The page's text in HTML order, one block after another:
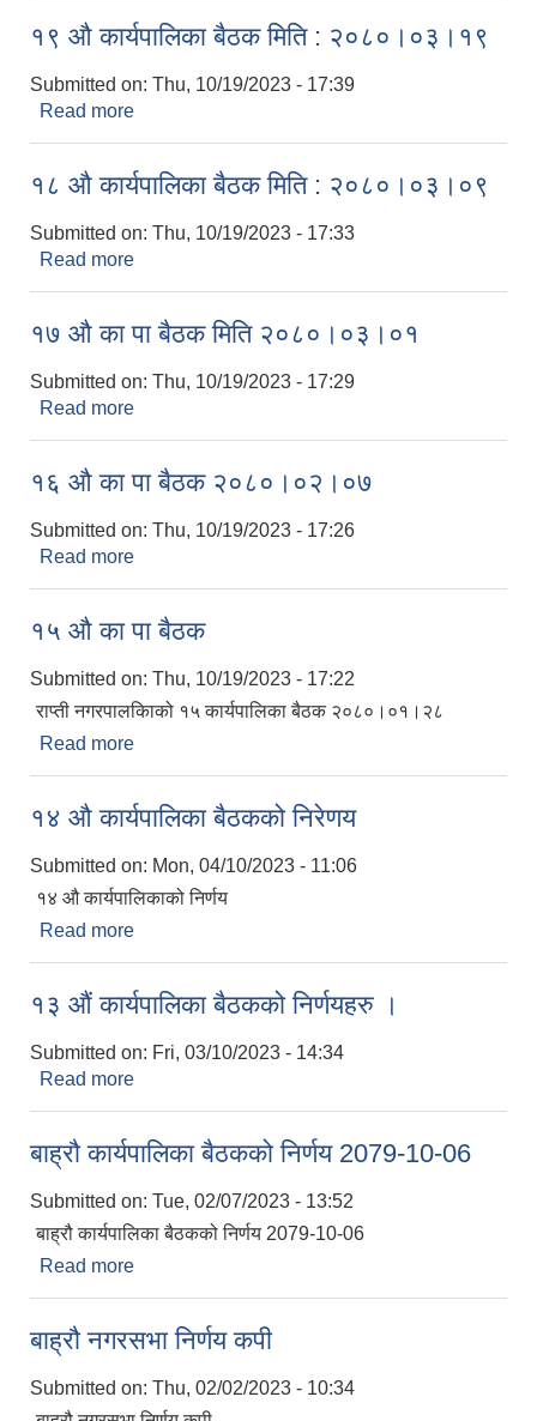
१९ औ कार्यपालिका बैठक मिति : २०८०।०३।१९
Submitted on: Thu, 10/19/2023 - 17:39
Read more
१८ औ कार्यपालिका बैठक मिति : २०८०।०३।०९
Submitted on: Thu, 10/19/2023 - 17:33
Read more
१७ औ का पा बैठक मिति २०८०।०३।०१
Submitted on: Thu, 10/19/2023 - 17:29
Read more
१६ औ का पा बैठक २०८०।०२।०७
Submitted on: Thu, 10/19/2023 - 17:26
Read more
१५ औ का पा बैठक
Submitted on: Thu, 10/19/2023 - 17:22
राप्ती नगरपालकिाको १५ कार्यपालिका बैठक २०८०।०१।२८
Read more
१४ औ कार्यपालिका बैठकको निरेणय
Submitted on: Mon, 04/10/2023 - 11:06
१४ औ कार्यपालिकाको निर्णय
Read more
१३ औं कार्यपालिका बैठकको निर्णयहरु ।
Submitted on: Fri, 03/10/2023 - 14:34
Read more
बाह्रौ कार्यपालिका बैठकको निर्णय 2079-10-06
Submitted on: Tue, 02/07/2023 - 13:52
बाह्रौ कार्यपालिका बैठकको निर्णय 2079-10-06
Read more
बाह्रौ नगरसभा निर्णय कपी
Submitted on: Thu, 02/02/2023 - 10:34